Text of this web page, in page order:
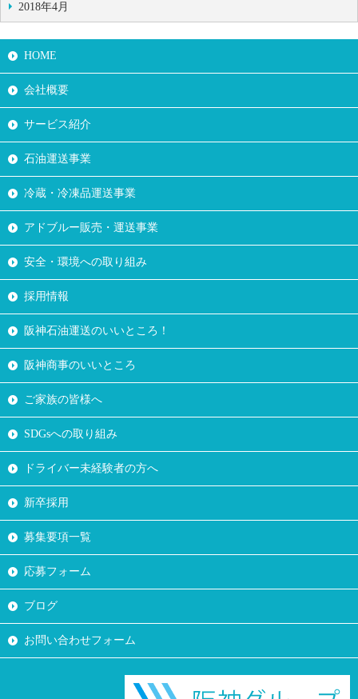
2018年4月
HOME
会社概要
サービス紹介
石油運送事業
冷蔵・冷凍品運送事業
アドブルー販売・運送事業
安全・環境への取り組み
採用情報
阪神石油運送のいいところ！
阪神商事のいいところ
ご家族の皆様へ
SDGsへの取り組み
ドライバー未経験者の方へ
新卒採用
募集要項一覧
応募フォーム
ブログ
お問い合わせフォーム